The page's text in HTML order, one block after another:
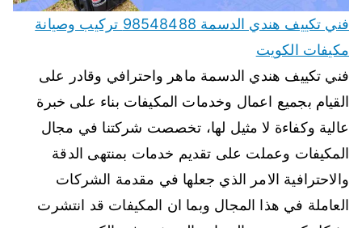
فني تكييف هندي الدسمة 98548488 تركيب وصيانة
مكيفات الكويت
فني تكييف هندي الدسمة ماهر واحترافي وقادر على
القيام بجميع اعمال وخدمات المكيفات بناء على خبرة
عالية وكفاءة لا مثيل لها، تخصصت شركتنا في مجال
المكيفات وعملت على تقديم خدمات بمنتهى الدقة
والاحترافية الامر الذي جعلها في مقدمة الشركات
العاملة في هذا المجال وبما ان المكيفات قد انتشرت